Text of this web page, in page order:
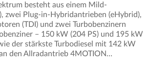
besteht aus einem Mild-
zwei Plug-in-Hybridantrieben (eHybrid),
(TDI) und zwei Turbobenzinern
– 150 kW (204 PS) und 195 kW
der stärkste Turbodiesel mit 142 kW
den Allradantrieb 4MOTION…